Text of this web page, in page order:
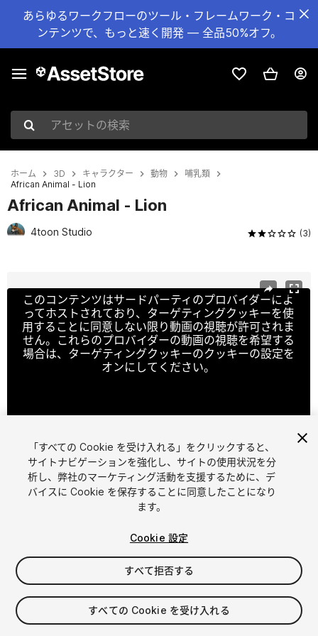
あらゆるワークフローのツール・フレームワーク・コ
ンテンツで、もっと速く開発 — 全品50%オフ。
アセットの検索
ホーム 3D キャラクター 動物
哺乳類
African Animal - Lion
African Animal - Lion
4toon Studio (3)
このコンテンツはサードパーティのプロバイダーによ
ってホストされており、ターゲティングクッキーを使
用することに同意しない限り動画の視聴が許可されま
せん。これらのプロバイダーの動画の視聴を希望する
場合は、ターゲティングクッキーのクッキーの設定を
オンにしてください。
1 /7
$30
消費税は決済時に計算されます
「すべての Cookie を受け入れる」をクリックすると、
サイトナビゲーションを強化し、サイトの使用状況を分
析し、弊社のマーケティング活動を支援するために、デ
バイスに Cookie を保存することに同意したことになり
ます。
Cookie 設定
すべて拒否する
すべての Cookie を受け入れる